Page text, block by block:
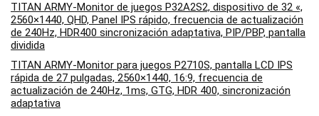
TITAN ARMY-Monitor de juegos P32A2S2, dispositivo de 32 «,
2560×1440, QHD, Panel IPS rápido, frecuencia de actualización
de 240Hz, HDR400 sincronización adaptativa, PIP/PBP, pantalla
dividida
TITAN ARMY-Monitor para juegos P2710S, pantalla LCD IPS
rápida de 27 pulgadas, 2560×1440, 16:9, frecuencia de
actualización de 240Hz, 1ms, GTG, HDR 400, sincronización
adaptativa